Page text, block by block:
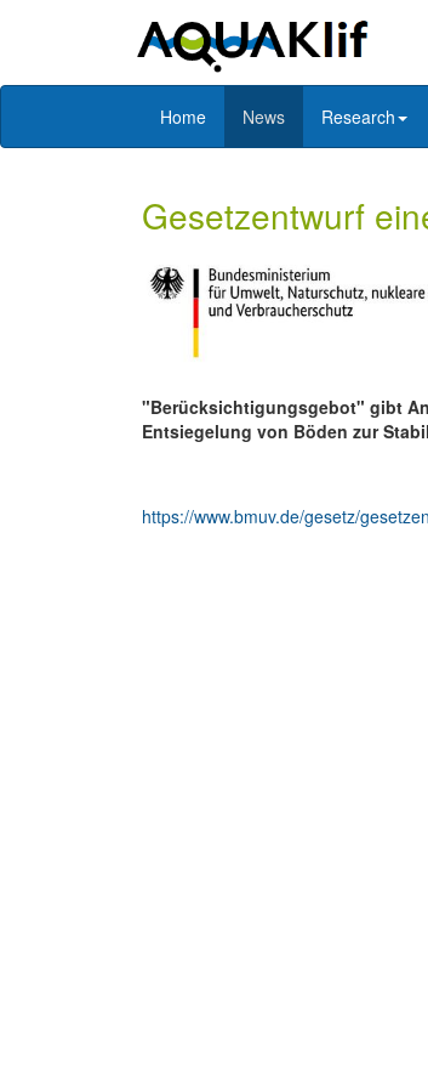
Home News Research
Gesetzentwurf
"Berücksichtigungsgebot" gibt
Entsiegelung von Böden zur
https://www.bmuv.de/gesetz/